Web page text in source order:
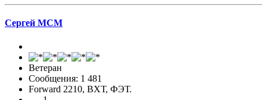
Сергей МСМ
Ветеран
Сообщения: 1 481
Forward 2210, ВХТ, ФЭТ.